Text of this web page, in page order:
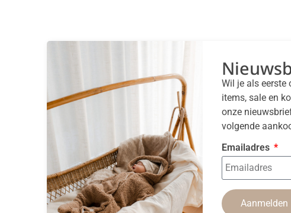
Wil je als eerste
items, sale en
onze
volgende
Emailadres
Aanmelden